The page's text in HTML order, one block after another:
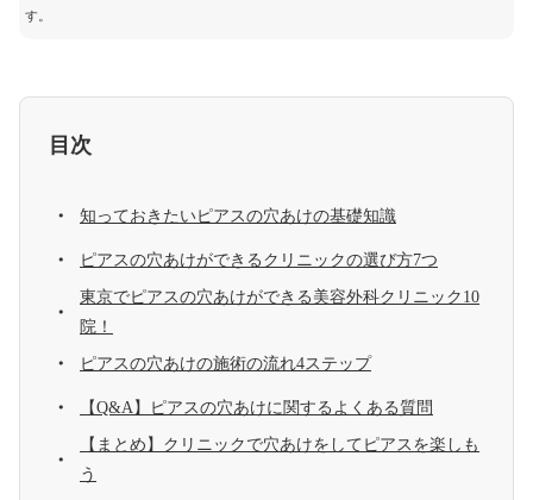
す。
目次
知っておきたいピアスの穴あけの基礎知識
ピアスの穴あけができるクリニックの選び方7つ
東京でピアスの穴あけができる美容外科クリニック10
院！
ピアスの穴あけの施術の流れ4ステップ
【Q&A】ピアスの穴あけに関するよくある質問
【まとめ】クリニックで穴あけをしてピアスを楽しも
う